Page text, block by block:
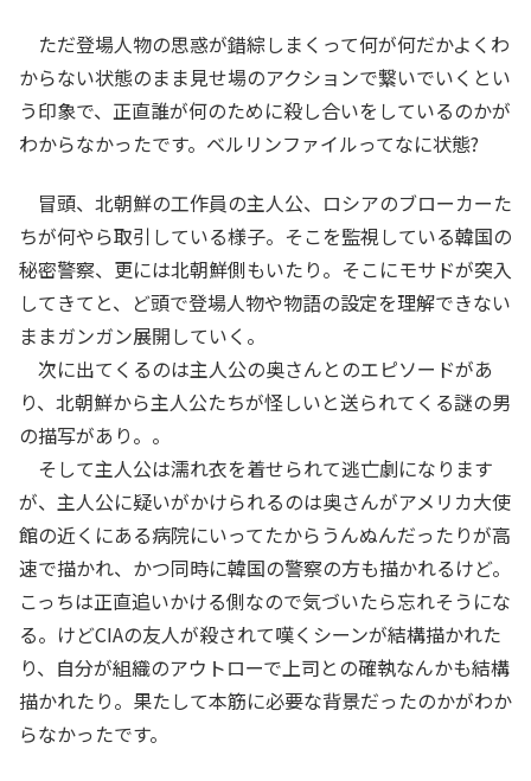
ただ登場人物の思惑が錯綜しまくって何が何だかよくわ
からない状態のまま見せ場のアクションで繋いでいくとい
う印象で、正直誰が何のために殺し合いをしているのかが
わからなかったです。ベルリンファイルってなに状態?
冒頭、北朝鮮の工作員の主人公、ロシアのブローカーた
ちが何やら取引している様子。そこを監視している韓国の
秘密警察、更には北朝鮮側もいたり。そこにモサドが突入
してきてと、ど頭で登場人物や物語の設定を理解できない
ままガンガン展開していく。
次に出てくるのは主人公の奥さんとのエピソードがあ
り、北朝鮮から主人公たちが怪しいと送られてくる謎の男
の描写があり。。
そして主人公は濡れ衣を着せられて逃亡劇になります
が、主人公に疑いがかけられるのは奥さんがアメリカ大使
館の近くにある病院にいってたからうんぬんだったりが高
速で描かれ、かつ同時に韓国の警察の方も描かれるけど。
こっちは正直追いかける側なので気づいたら忘れそうにな
る。けどCIAの友人が殺されて嘆くシーンが結構描かれた
り、自分が組織のアウトローで上司との確執なんかも結構
描かれたり。果たして本筋に必要な背景だったのかがわか
らなかったです。